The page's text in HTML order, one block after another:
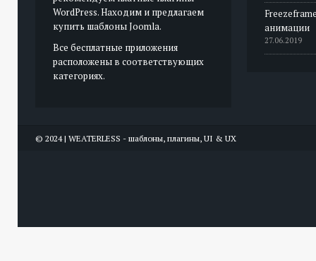
WordPress. Находим и предлагаем
купить шаблоны Joomla.
Все бесплатные приложения
расположены в соответствующих
категориях.
анимации
27.06.2019
© 2024 | WEATERLESS - шаблоны, плагины, UI & UX